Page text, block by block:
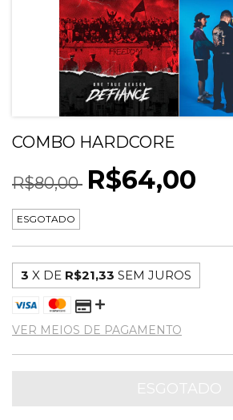
COMBO HARDCORE
R$80,00 R$64,00
ESGOTADO
3 X DE R$21,33 SEM JUROS
VER MEIOS DE PAGAMENTO